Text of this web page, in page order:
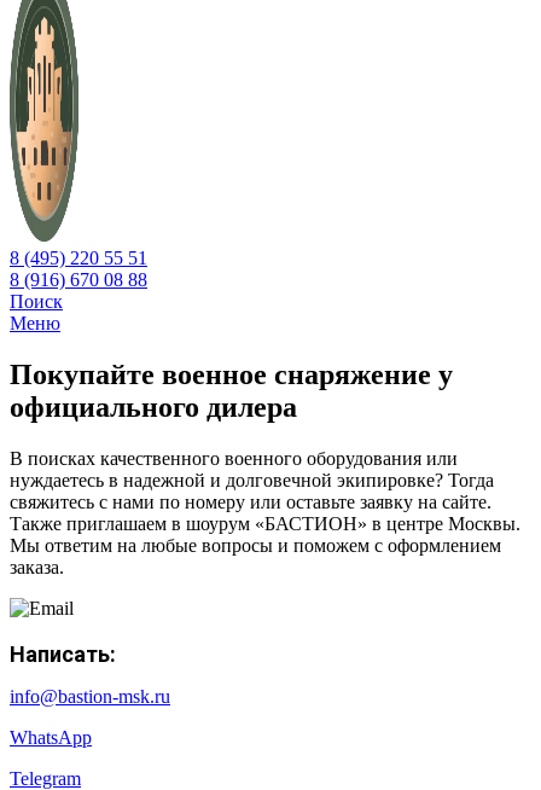
8 (495) 220 55 51
8 (916) 670 08 88
Поиск
Меню
Покупайте военное снаряжение у
официального дилера
В поисках качественного военного оборудования или
нуждаетесь в надежной и долговечной экипировке? Тогда
свяжитесь с нами по номеру или оставьте заявку на сайте.
Также приглашаем в шоурум «БАСТИОН» в центре Москвы.
Мы ответим на любые вопросы и поможем с оформлением
заказа.
Написать:
info@bastion-msk.ru
WhatsApp
Telegram